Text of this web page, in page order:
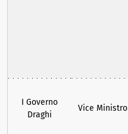
I Governo
Draghi
Vice Ministro